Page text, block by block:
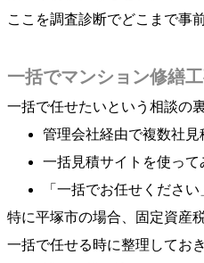
ここを調査診断でどこまで事
一括でマンション修繕
一括で任せたいという相談の
管理会社経由で複数社見
一括見積サイトを使って
「一括でお任せください
特に平塚市の場合、固定資産
一括で任せる時に整理してお